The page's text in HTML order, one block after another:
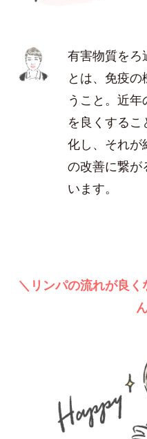
有害物質をろ
とは、免疫
うこと。近
を良くする
化し、それが
の改善に繋が
います。
＼リンパの流れが良